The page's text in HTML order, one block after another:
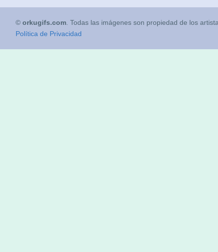
© orkugifs.com . Todas las imágenes son propiedad de los
Política de Privacidad